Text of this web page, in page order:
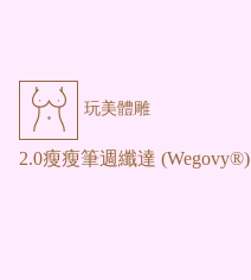
玩美體雕
2.0瘦瘦筆週纖達 (Wegovy®)